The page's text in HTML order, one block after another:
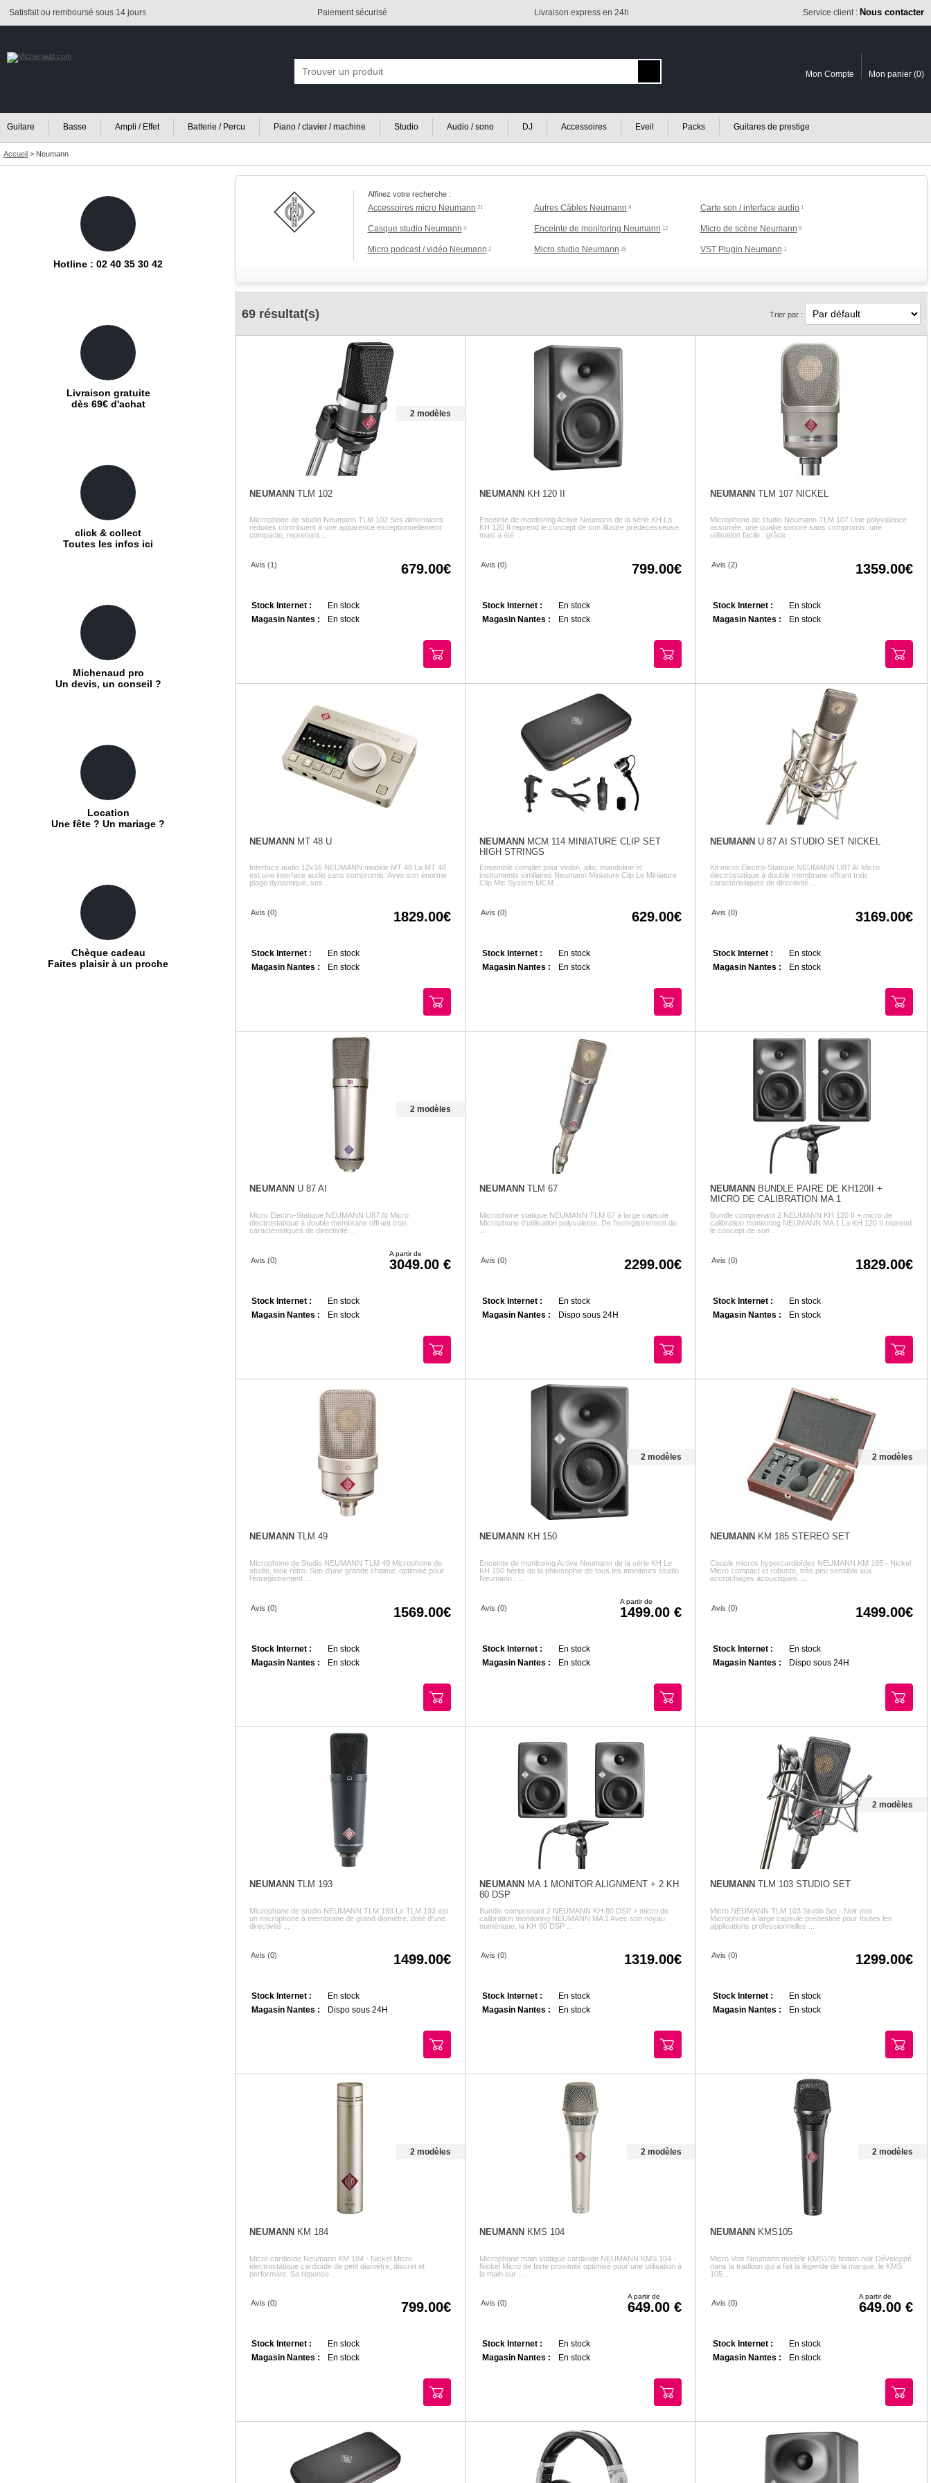
Satisfait ou remboursé sous 14 jours Paiement sécurisé Livraison express en 24h Service client : Nous contacter
Mon Compte Mon panier (0)
Guitare Basse Ampli / Effet Batterie / Percu Piano / clavier / machine Studio Audio / sono DJ Accessoires Eveil Packs Guitares de prestige
Accueil > Neumann
Affinez votre recherche :
Accessoires micro Neumann 21 Autres Câbles Neumann 9 Carte son / interface audio 1
Casque studio Neumann 4 Enceinte de monitoring Neumann 12 Micro de scène Neumann 9
Micro podcast / vidéo Neumann 2 Micro studio Neumann 25 VST Plugin Neumann 1
69 résultat(s) Trier par :
2 modèles
NEUMANNTLM 102
Microphone de studio Neumann TLM 102 Ses dimensions
réduites contribuent à une apparence exceptionnellement
compacte, reprenant ...
Avis (1) 679.00
Stock Internet :
En stock
Magasin Nantes :
En stock
NEUMANNKH 120 II
Enceinte de monitoring Active Neumann de la série KH La
KH 120 II reprend le concept de son illustre prédécesseuse,
mais a été ...
Avis (0) 799.00
Stock Internet :
En stock
Magasin Nantes :
En stock
NEUMANN TLM 107 NICKEL
Microphone de studio Neumann TLM 107 Une polyvalence
assumée, une qualité sonore sans compromis, une
utilisation facile : grâce ...
Avis (2) 1359.00
Stock Internet :
En stock
Magasin Nantes :
En stock
NEUMANNMT 48 U
Interface audio 12x16 NEUMANN modèle MT 48 La MT 48
est une interface audio sans compromis. Avec son énorme
plage dynamique, ses ...
Avis (0) 1829.00
Stock Internet :
En stock
Magasin Nantes :
En stock
NEUMANNMCM 114 MINIATURE CLIP SET
HIGH STRINGS
Ensemble complet pour violon, alto, mandoline et
instruments similaires Neumann Miniature Clip Le Miniature
Clip Mic System MCM ...
Avis (0) 629.00
Stock Internet :
En stock
Magasin Nantes :
En stock
NEUMANN U 87 AI STUDIO SET NICKEL
Kit micro Electro-Statique NEUMANN U87 AI Micro
électrostatique à double membrane offrant trois
caractéristiques de directivité ...
Avis (0) 3169.00
Stock Internet :
En stock
Magasin Nantes :
En stock
2 modèles
NEUMANN U 87 AI
Micro Electro-Statique NEUMANN U87 AI Micro
électrostatique à double membrane offrant trois
caractéristiques de directivité ...
Avis (0)
A partir de
3049.00
Stock Internet :
En stock
Magasin Nantes :
En stock
NEUMANN TLM 67
Microphone statique NEUMANN TLM 67 à large capsule
Microphone d’utilisation polyvalente. De l’enregistrement de
Avis (0) 2299.00
Stock Internet :
En stock
Magasin Nantes :
Dispo sous 24H
NEUMANN BUNDLE PAIRE DE KH120II +
MICRO DE CALIBRATION MA 1
Bundle comprenant 2 NEUMANN KH 120 II + micro de
calibration monitoring NEUMANN MA 1 La KH 120 II reprend
le concept de son ...
Avis (0) 1829.00
Stock Internet :
En stock
Magasin Nantes :
En stock
NEUMANN TLM 49
Microphone de Studio NEUMANN TLM 49 Microphone de
studio, look rétro. Son d'une grande chaleur, optimisé pour
l'enregistrement ...
Avis (0) 1569.00
Stock Internet :
En stock
Magasin Nantes :
En stock
2 modèles
NEUMANN KH 150
Enceinte de monitoring Active Neumann de la série KH Le
KH 150 hérite de la philosophie de tous les moniteurs studio
Neumann : ...
Avis (0)
A partir de
1499.00
Stock Internet :
En stock
Magasin Nantes :
En stock
2 modèles
NEUMANN KM 185 STEREO SET
Couple micros hypercardioïdes NEUMANN KM 185 - Nickel
Micro compact et robuste, très peu sensible aux
accrochages acoustiques. ...
Avis (0) 1499.00
Stock Internet :
En stock
Magasin Nantes :
Dispo sous 24H
NEUMANN TLM 193
Microphone de studio NEUMANN TLM 193 Le TLM 193 est
un microphone à membrane de grand diamètre, doté d'une
directivité ...
Avis (0) 1499.00
Stock Internet :
En stock
Magasin Nantes :
Dispo sous 24H
NEUMANN MA 1 MONITOR ALIGNMENT + 2 KH
80 DSP
Bundle comprenant 2 NEUMANN KH 80 DSP + micro de
calibration monitoring NEUMANN MA 1 Avec son noyau
numérique, la KH 80 DSP ...
Avis (0) 1319.00
Stock Internet :
En stock
Magasin Nantes :
En stock
2 modèles
NEUMANN TLM 103 STUDIO SET
Micro NEUMANN TLM 103 Studio Set - Noir mat
Microphone à large capsule prédestiné pour toutes les
applications professionnelles ...
Avis (0) 1299.00
Stock Internet :
En stock
Magasin Nantes :
En stock
2 modèles
NEUMANN KM 184
Micro cardioïde Neumann KM 184 - Nickel Micro
électrostatique cardioïde de petit diamètre, discret et
performant. Sa réponse ...
Avis (0) 799.00
Stock Internet :
En stock
Magasin Nantes :
En stock
2 modèles
NEUMANN KMS 104
Microphone main statique cardioïde NEUMANN KMS 104 -
Nickel Micro de forte proximité optimisé pour une utilisation à
la main sur ...
Avis (0)
A partir de
649.00
Stock Internet :
En stock
Magasin Nantes :
En stock
2 modèles
NEUMANN KMS105
Micro Voix Neumann modèle KMS105 finition noir Développé
dans la tradition qui a fait la légende de la marque, le KMS
105 ...
Avis (0)
A partir de
649.00
Stock Internet :
En stock
Magasin Nantes :
En stock
Hotline : 02 40 35 30 42
Livraison gratuite
dès 69€ d'achat
click & collect
Toutes les infos ici
Michenaud pro
Un devis, un conseil ?
Location
Une fête ? Un mariage ?
Chèque cadeau
Faites plaisir à un proche